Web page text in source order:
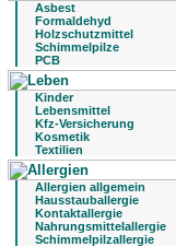
Asbest
Formaldehyd
Holzschutzmittel
Schimmelpilze
PCB
Kinder
Lebensmittel
Kfz-Versicherung
Kosmetik
Textilien
Allergien allgemein
Hausstauballergie
Kontaktallergie
Nahrungsmittelallergie
Schimmelpilzallergie